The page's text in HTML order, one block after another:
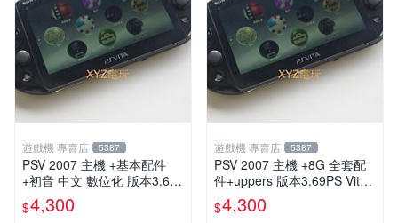
遊戲機 專賣店 5387
PSV 2007 主機 +基本配件
+初音 中文 數位化 版本3.69
PS Vita2007 保修一年 85成
新
$4,300
遊戲機 專賣店 5387
PSV 2007 主機 +8G 全套配
件+uppers 版本3.69PS Vita2
$4,300